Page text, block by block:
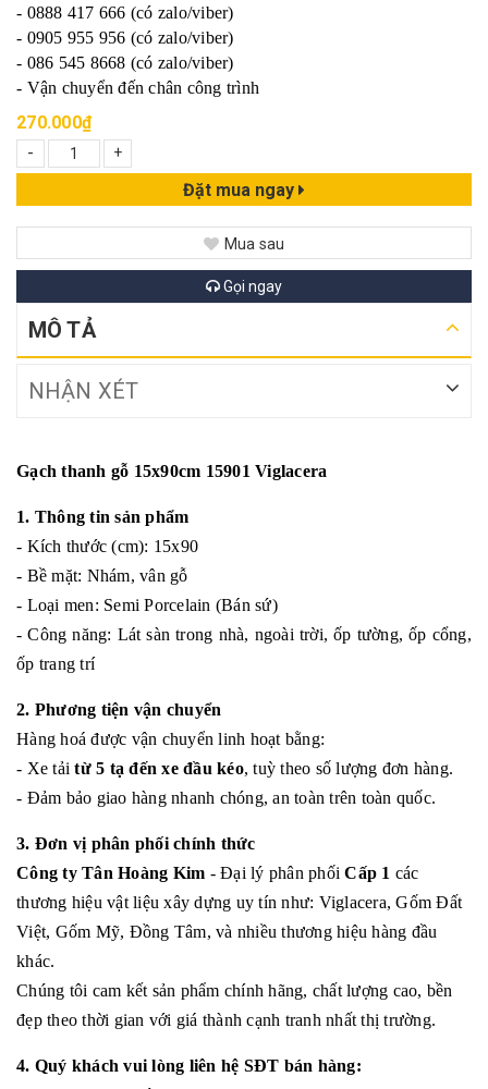
- 0888 417 666 (có zalo/viber)
- 0905 955 956 (có zalo/viber)
- 086 545 8668 (có zalo/viber)
- Vận chuyển đến chân công trình
270.000₫
-
+
Đặt mua ngay
Mua sau
Gọi ngay
MÔ TẢ
NHẬN XÉT
Gạch thanh gỗ 15x90cm 15901 Viglacera
1. Thông tin sản phẩm
- Kích thước (cm): 15x90
- Bề mặt: Nhám, vân gỗ
- Loại men: Semi Porcelain (Bán sứ)
- Công năng: Lát sàn trong nhà, ngoài trời, ốp tường, ốp cổng,
ốp trang trí
2. Phương tiện vận chuyển
Hàng hoá được vận chuyển linh hoạt bằng:
- Xe tảitừ 5 tạ đến xe đầu kéo, tuỳ theo số lượng đơn hàng.
- Đảm bảo giao hàng nhanh chóng, an toàn trên toàn quốc.
3. Đơn vị phân phối chính thức
Công ty Tân Hoàng Kim - Đại lý phân phối Cấp 1 các
thương hiệu vật liệu xây dựng uy tín như: Viglacera, Gốm Đất
Việt, Gốm Mỹ, Đồng Tâm, và nhiều thương hiệu hàng đầu
khác.
Chúng tôi cam kết sản phẩm chính hãng, chất lượng cao, bền
đẹp theo thời gian với giá thành cạnh tranh nhất thị trường.
4. Quý khách vui lòng liên hệ SĐT bán hàng: